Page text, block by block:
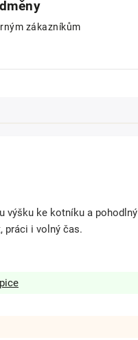
zákazníkům
výšku ke kotníku a pohodlný
práci i volný čas.